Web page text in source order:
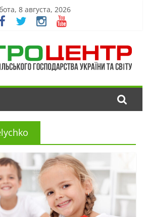
8 августа, 2026